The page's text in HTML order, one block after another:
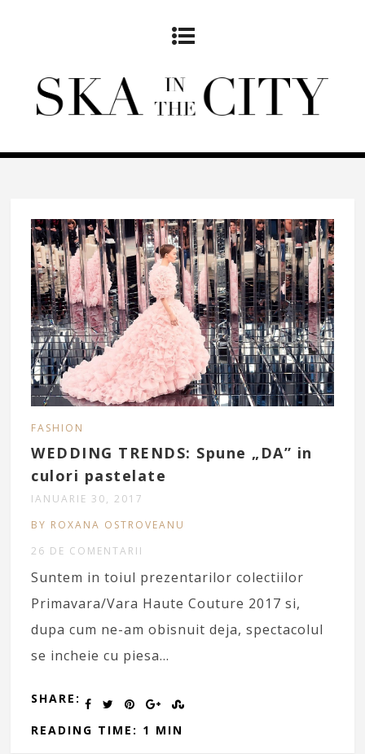
FASHION
WEDDING TRENDS: Spune „DA” in
culori pastelate
IANUARIE 30, 2017
BY ROXANA OSTROVEANU
26 DE COMENTARII
Suntem in toiul prezentarilor colectiilor
Primavara/Vara Haute Couture 2017 si,
dupa cum ne-am obisnuit deja, spectacolul
se incheie cu piesa…
SHARE:
READING TIME: 1 MIN